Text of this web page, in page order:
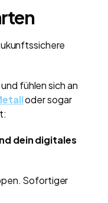
fühlen sich an
oder sogar
dein digitales
Sofortiger